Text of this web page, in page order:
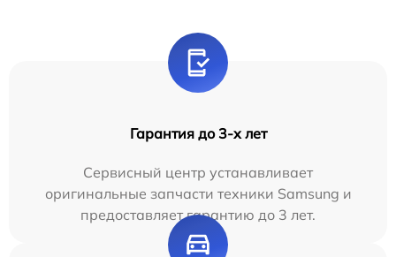
Гарантия до 3-х лет
Сервисный центр устанавливает
оригинальные запчасти техники Samsung и
предоставляет гарантию до 3 лет.